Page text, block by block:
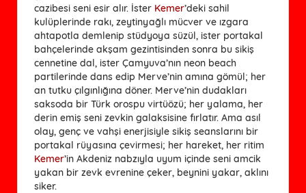
cazibesi seni esir alır. İster Kemer’deki sahil
kulüplerinde rakı, zeytinyağlı mücver ve ızgara
ahtapotla demlenip stüdyoya süzül, ister portakal
bahçelerinde akşam gezintisinden sonra bu sikiş
cennetine dal, ister Çamyuva’nın neon beach
partilerinde dans edip Merve’nin amına gömül; her
an tutku çılgınlığına döner. Merve’nin dudakları
saksoda bir Türk orospu virtüözü; her yalama, her
derin emiş seni zevkin galaksisine fırlatır. Ama asıl
olay, genç ve vahşi enerjisiyle sikiş seanslarını bir
portakal rüyasına çevirmesi; her hareket, her ritim
Kemer’in Akdeniz nabzıyla uyum içinde seni amcik
yakan bir zevk evrenine çeker, beynini yakar, aklını
siker.